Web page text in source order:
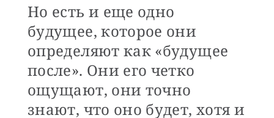
Но есть и еще одно
будущее, которое они
определяют как «будущее
после». Они его четко
ощущают, они точно
знают, что оно будет, хотя и